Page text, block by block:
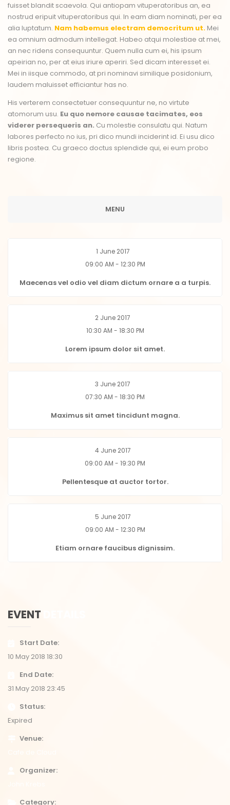
fuisset blandit scaevola. Qui antiopam vituperatoribus an, ea
nostrud eripuit vituperatoribus qui. In eam diam nominati, per ea
alia luptatum. Nam habemus electram democritum ut. Mei
ea omnium admodum intellegat. Habeo atqui molestiae at mei,
an nec ridens consequuntur. Quem nulla cum ei, his ipsum
apeirian no, per at eius iriure aperiri. Sed dicam interesset ei.
Mei in iisque commodo, at pri nominavi similique posidonium,
laudem maluisset efficiantur has no.
His verterem consectetuer consequuntur ne, no virtute
atomorum usu. Eu quo nemore causae tacimates, eos
viderer persequeris an. Cu molestie consulatu qui. Natum
labores perfecto no ius, pri dico mundi inciderint id. Ei usu dico
libris postea. Cu graeco doctus splendide qui, ei eum probo
regione.
MENU
1 June 2017
09:00 AM - 12:30 PM
Maecenas vel odio vel diam dictum ornare a a turpis.
2 June 2017
10:30 AM - 18:30 PM
Lorem ipsum dolor sit amet.
3 June 2017
07:30 AM - 18:30 PM
Maximus sit amet tincidunt magna.
4 June 2017
09:00 AM - 19:30 PM
Pellentesque at auctor tortor.
5 June 2017
09:00 AM - 12:30 PM
Etiam ornare faucibus dignissim.
EVENT
Start Date
10 May 2018 18:30
End Date
31 May 2018 23:45
Status
Expired
Venue
Organizer
Category